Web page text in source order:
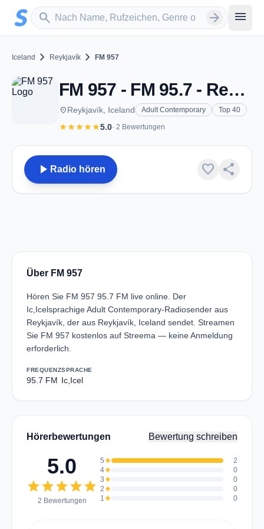
Zum Hauptinhalt springen
search
Sender suchen arrow_forward menu
Iceland chevron_right Reykjavík chevron_right FM 957
FM 957 - FM 95.7 - Reykjavík
placeReykjavík, Iceland Adult Contemporary Top 40
starstarstarstarstar5.0· 2 Bewertungen
play_arrow Radio hören favorite share
Über FM 957
Hören Sie FM 957 95.7 FM live online. Der
Ic,Icelsprachige Adult Contemporary-Radiosender aus
Reykjavík, der aus Reykjavík, Iceland sendet. Streamen
Sie FM 957 kostenlos auf Streema — keine Anmeldung
erforderlich.
FREQUENZ
95.7 FM
SPRACHE
Ic,Icel
Hörerbewertungen Bewertung schreiben
5.0
starstarstarstarstar
2 Bewertungen
5star
2
4star
0
3star
0
2star
0
1star 0